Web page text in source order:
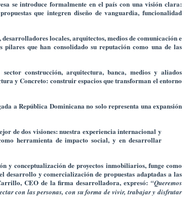
se introduce formalmente en el país con una visión clara:
que integren diseño de vanguardia, funcionalidad
locales, arquitectos, medios de comunicación e
que han consolidado su reputación como una de las
construcción, arquitectura, banca, medios y aliados
y Concreto: construir espacios que transforman el entorno
a República Dominicana no solo representa una expansión
de dos visiones: nuestra experiencia internacional y
herramienta de impacto social, y en desarrollar
y conceptualización de proyectos inmobiliarios, funge como
desarrollo y comercialización de propuestas adaptadas a las
, CEO de la firma desarrolladora, expresó: “Queremos
con las personas, con su forma de vivir, trabajar y disfrutar